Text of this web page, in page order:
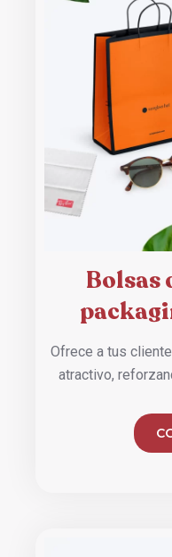
Bolsas
Ofrece a tus
atractivo,